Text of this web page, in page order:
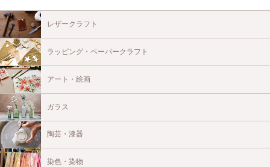
レザークラフト
ラッピング・ペーパークラフト
アート・絵画
ガラス
陶芸・漆器
染色・染物